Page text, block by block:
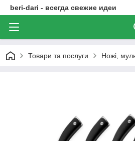
beri-dari - всегда свежие идеи
Товари та послуги Ножі,